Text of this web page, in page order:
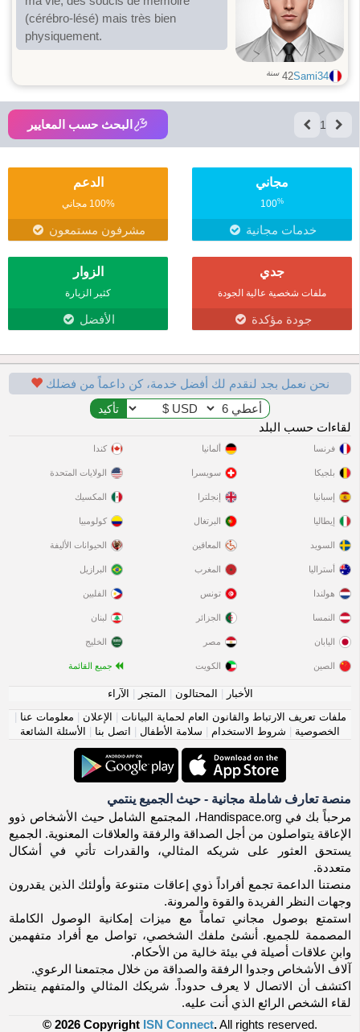
(cérébro-lésé) mais très bien
physiquement.
Sami34
42 سنة
1 البحث حسب المعايير
مجاني
100%
خدمات مجانية
الدعم
100% مجاني
مشرفون مستمعون
جدي
ملفات شخصية عالية الجودة
جودة مؤكدة
الزوار
كثير الزيارة
الأفضل
نحن نعمل بجد لنقدم لك أفضل خدمة، كن داعماً من فضلك
لقاءات حسب البلد
فرنسا
بلجيكا
إسبانيا
إيطاليا
السويد
ألمانيا
سويسرا
إنجلترا
البرتغال
المعاقين
كندا
الولايات المتحدة
المكسيك
كولومبيا
الحيوانات الأليفة
أستراليا
هولندا
النمسا
اليابان
الصين
المغرب
تونس
الجزائر
مصر
الكويت
البرازيل
الفلبين
لبنان
الخليج
جميع القائمة
الأخبار المحتالون المتجر
الآراء
ملفات تعريف الارتباط والقانون العام لحماية البيانات
الإعلان معلومات عنا
الخصوصية
شروط الاستخدام سلامة الأطفال اتصل بنا الأسئلة الشائعة
منصة تعارف شاملة مجانية - حيث الجميع ينتمي
مرحباً بك في Handispace.org، المجتمع الشامل حيث الأشخاص ذوو
الإعاقة يتواصلون من أجل الصداقة والرفقة والعلاقات المعنوية. الجميع
يستحق العثور على شريكه المثالي، والقدرات تأتي في أشكال
متعددة.
منصتنا الداعمة تجمع أفراداً ذوي إعاقات متنوعة وأولئك الذين يقدرون
وجهات النظر الفريدة والقوة والمرونة.
استمتع بوصول مجاني تماماً مع ميزات إمكانية الوصول الكاملة
المصممة للجميع. أنشئ ملفك الشخصي، تواصل مع أفراد متفهمين
وابنِ علاقات أصيلة في بيئة خالية من الأحكام.
آلاف الأشخاص وجدوا الرفقة والصداقة من خلال مجتمعنا الرعوي.
اكتشف أن الاتصال لا يعرف حدوداً. شريكك المثالي والمتفهم ينتظر
لقاء الشخص الرائع الذي أنت عليه.
© 2026 Copyright ISN Connect.All rights reserved.